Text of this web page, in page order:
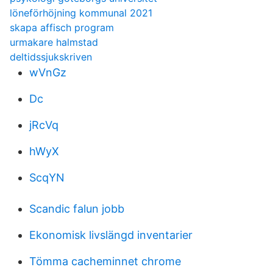
löneförhöjning kommunal 2021
skapa affisch program
urmakare halmstad
deltidssjukskriven
wVnGz
Dc
jRcVq
hWyX
ScqYN
Scandic falun jobb
Ekonomisk livslängd inventarier
Tömma cacheminnet chrome